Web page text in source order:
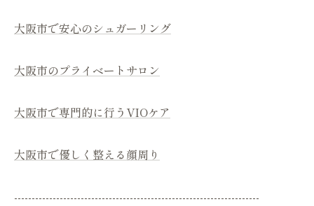
大阪市で安心のシュガーリング
大阪市のプライベートサロン
大阪市で専門的に行うVIOケア
大阪市で優しく整える顔周り
----------------------------------------------------------------------